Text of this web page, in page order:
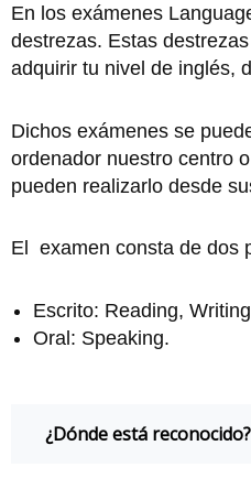
En los exámenes
destrezas. Estas
adquirir tu nivel de inglés,
Dichos exámenes se
ordenador nuestro centro
pueden realizarlo desde
El examen consta de dos
Escrito: Reading,
Oral: Speaking.
¿Dónde está reconocido?